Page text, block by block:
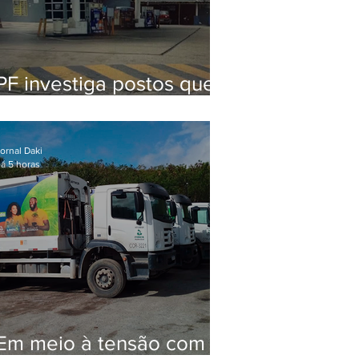
investiga postos que
de secretário
em 2020
meio à tensão com
Daki
5 horas